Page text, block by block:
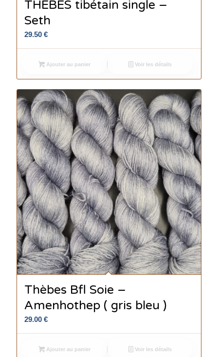
THEBES tibétain single –
Seth
29.50 €
Ajouter au panier Voir les détails
Thèbes Bfl Soie –
Amenhothep ( gris bleu )
29.00 €
Ajouter au panier Voir les détails